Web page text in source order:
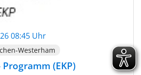
08:45 Uhr
Westerham
(EKP)